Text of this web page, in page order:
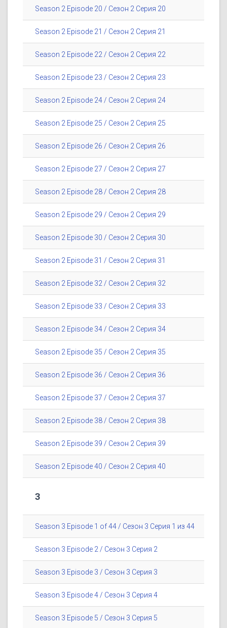
Season 2 Episode 20 / Сезон 2 Серия 20
Season 2 Episode 21 / Сезон 2 Серия 21
Season 2 Episode 22 / Сезон 2 Серия 22
Season 2 Episode 23 / Сезон 2 Серия 23
Season 2 Episode 24 / Сезон 2 Серия 24
Season 2 Episode 25 / Сезон 2 Серия 25
Season 2 Episode 26 / Сезон 2 Серия 26
Season 2 Episode 27 / Сезон 2 Серия 27
Season 2 Episode 28 / Сезон 2 Серия 28
Season 2 Episode 29 / Сезон 2 Серия 29
Season 2 Episode 30 / Сезон 2 Серия 30
Season 2 Episode 31 / Сезон 2 Серия 31
Season 2 Episode 32 / Сезон 2 Серия 32
Season 2 Episode 33 / Сезон 2 Серия 33
Season 2 Episode 34 / Сезон 2 Серия 34
Season 2 Episode 35 / Сезон 2 Серия 35
Season 2 Episode 36 / Сезон 2 Серия 36
Season 2 Episode 37 / Сезон 2 Серия 37
Season 2 Episode 38 / Сезон 2 Серия 38
Season 2 Episode 39 / Сезон 2 Серия 39
Season 2 Episode 40 / Сезон 2 Серия 40
3
Season 3 Episode 1 of 44 / Сезон 3 Серия 1 из 44
Season 3 Episode 2 / Сезон 3 Серия 2
Season 3 Episode 3 / Сезон 3 Серия 3
Season 3 Episode 4 / Сезон 3 Серия 4
Season 3 Episode 5 / Сезон 3 Серия 5